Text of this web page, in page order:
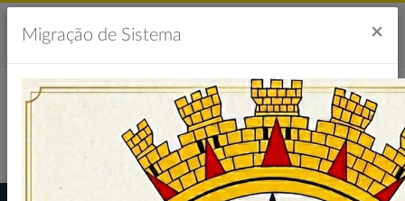
Migração de Sistema ×